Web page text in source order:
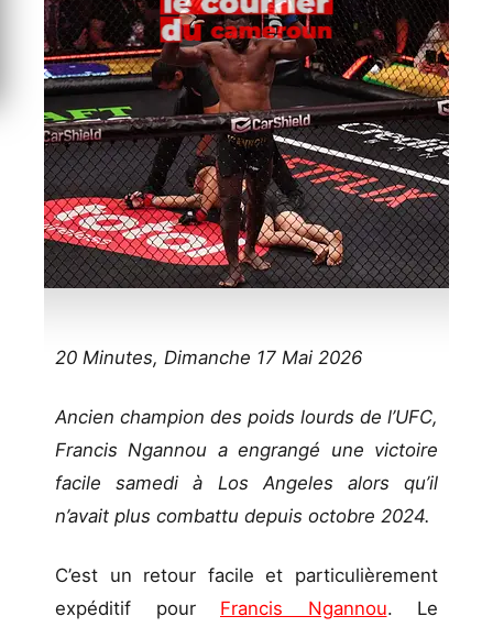
20 Minutes, Dimanche 17 Mai 2026
Ancien champion des poids lourds de l’UFC,
Francis Ngannou a engrangé une victoire
facile samedi à Los Angeles alors qu’il
n’avait plus combattu depuis octobre 2024.
C’est un retour facile et particulièrement
expéditif pour Francis Ngannou. Le